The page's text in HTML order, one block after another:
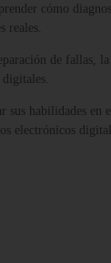
cómo
reales.
de fallas,
habilidades en
electrónicos